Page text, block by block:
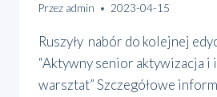
Przez admin 2023-04-15
Ruszy­ły nabór do kolej­nej
“Aktyw­ny senior akty­wi­za­cja i
warsz­tat” Szcze­gó­ło­we